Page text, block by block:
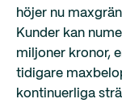
höjer nu
Kunder kan
miljoner kronor,
tidigare
kontinuerliga